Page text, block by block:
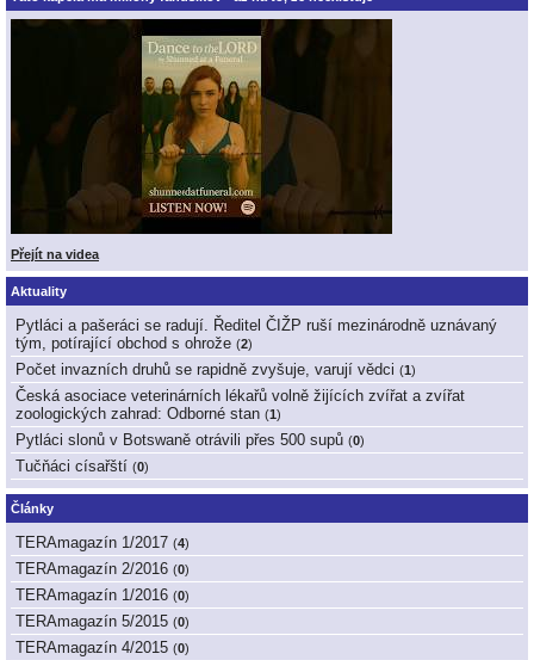
Přejít na videa
Aktuality
Pytláci a pašeráci se radují. Ředitel ČIŽP ruší mezinárodně uznávaný
tým, potírající obchod s ohrože (2)
Počet invazních druhů se rapidně zvyšuje, varují vědci (1 )
Česká asociace veterinárních lékařů volně žijících zvířat a zvířat
zoologických zahrad: Odborné stan (1 )
Pytláci slonů v Botswaně otrávili přes 500 supů (0)
Tučňáci císařští (0)
Články
TERAmagazín 1/2017 (4)
TERAmagazín 2/2016 (0)
TERAmagazín 1/2016 (0)
TERAmagazín 5/2015 (0)
TERAmagazín 4/2015 (0)